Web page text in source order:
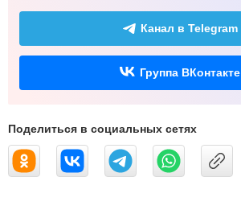
Канал в Telegram
Группа ВКонтакте
Поделиться в социальных сетях